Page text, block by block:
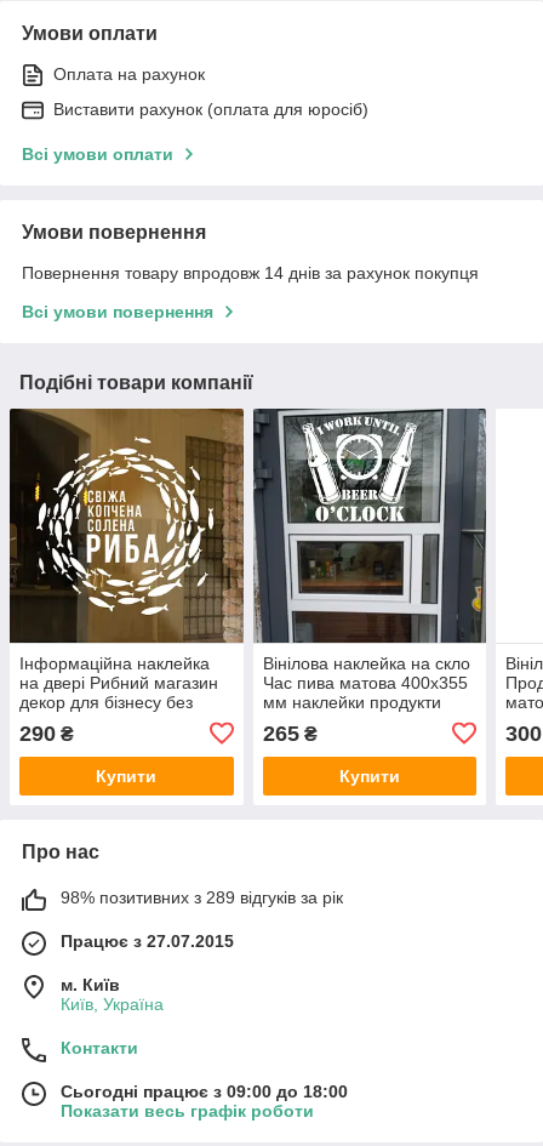
Умови оплати
Оплата на рахунок
Виставити рахунок (оплата для юросіб)
Всі умови оплати
Умови повернення
Повернення товару впродовж 14 днів за рахунок покупця
Всі умови повернення
Подібні товари компанії
Інформаційна наклейка
на двері Рибний магазин
декор для бізнесу без
фону 500х500 мм матова
290 ₴
Купити
Вінілова наклейка на скло
Час пива матова 400х355
мм наклейки продукти
послуги декор для бізнесу
265₴
Купити
для
300
Про нас
98% позитивних з 289 відгуків за рік
Працює з 27.07.2015
м. Київ
Київ, Україна
Контакти
Сьогодні працює з 09:00 до 18:00
Показати весь графік роботи